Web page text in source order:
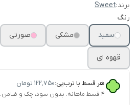
برند:Sweet
رنگ
سفید
مشکی صورتی
قهوه ای
هر قسط با ترب‌پی:۱۲۲٬۷۵۰ تومان
۴ قسط ماهانه. بدون سود، چک و ضامن.